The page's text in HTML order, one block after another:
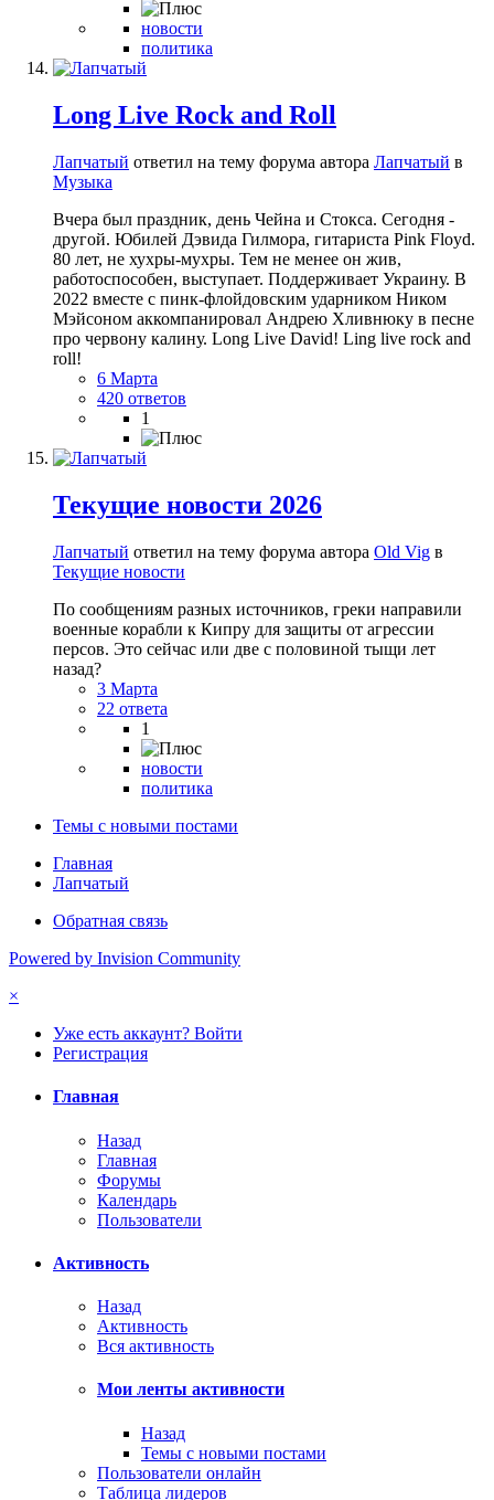
новости
политика
Long Live Rock and Roll
Лапчатый ответил на тему форума автора Лапчатый в
Музыка
Вчера был праздник, день Чейна и Стокса. Сегодня -
другой. Юбилей Дэвида Гилмора, гитариста Pink Floyd.
80 лет, не хухры-мухры. Тем не менее он жив,
работоспособен, выступает. Поддерживает Украину. В
2022 вместе с пинк-флойдовским ударником Ником
Мэйсоном аккомпанировал Андрею Хливнюку в песне
про червону калину. Long Live David! Ling live rock and
roll!
6 Марта
420 ответов
1
Текущие новости 2026
Лапчатый ответил на тему форума автора Old Vig в
Текущие новости
По сообщениям разных источников, греки направили
военные корабли к Кипру для защиты от агрессии
персов. Это сейчас или две с половиной тыщи лет
назад?
3 Марта
22 ответа
1
новости
политика
Темы с новыми постами
Главная
Лапчатый
Обратная связь
Powered by Invision Community
×
Уже есть аккаунт? Войти
Регистрация
Главная
Назад
Главная
Форумы
Календарь
Пользователи
Активность
Назад
Активность
Вся активность
Мои ленты активности
Назад
Темы с новыми постами
Пользователи онлайн
Таблица лидеров